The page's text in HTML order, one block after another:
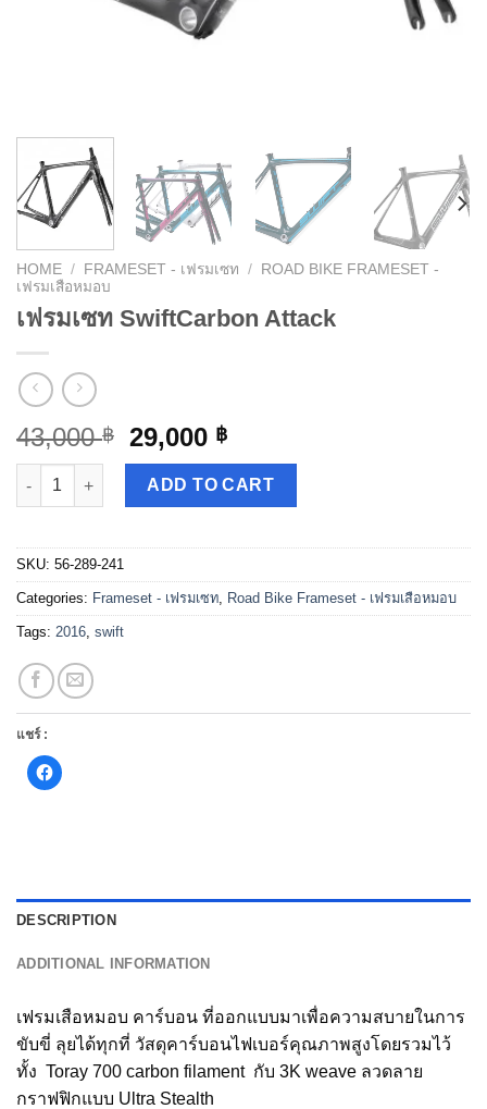
HOME / FRAMESET - เฟรมเซท / ROAD BIKE FRAMESET -
เฟรมเสือหมอบ
เฟรมเซท SwiftCarbon Attack
43,000฿ 29,000 ฿
เฟรมเซท SwiftCarbon Attack quantity
ADD TO CART
SKU: 56-289-241
Categories: Frameset - เฟรมเซท, Road Bike Frameset - เฟรมเสือหมอบ
Tags: 2016, swift
แชร์ :
Click
to
DESCRIPTION
ADDITIONAL INFORMATION
เฟรมเสือหมอบ คาร์บอน ที่ออกแบบมาเพื่อความสบายในการ
ขับขี่ ลุยได้ทุกที่ วัสดุคาร์บอนไฟเบอร์คุณภาพสูงโดยรวมไว้
ทั้ง Toray 700 carbon filament กับ 3K weave ลวดลาย
กราฟฟิกแบบ Ultra Stealth